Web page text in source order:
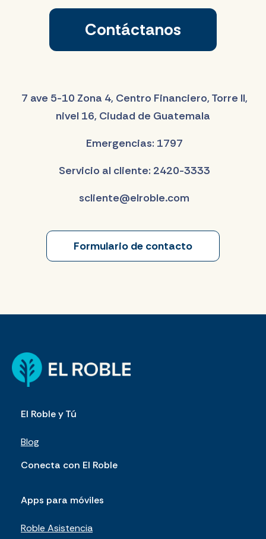
Contáctanos
7 ave 5-10 Zona 4, Centro Financiero, Torre II,
nivel 16, Ciudad de Guatemala
Emergencias: 1797
Servicio al cliente: 2420-3333
scliente@elroble.com
Formulario de contacto
El Roble y Tú
Blog
Conecta con El Roble
Apps para móviles
Roble Asistencia